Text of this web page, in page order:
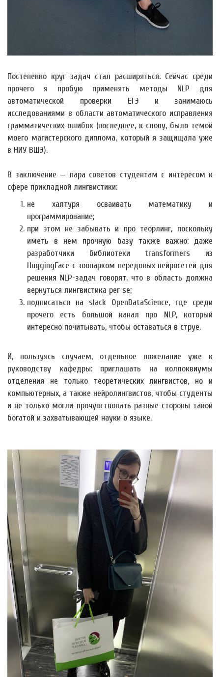
Постепенно круг задач стал расширяться. Сейчас среди
прочего я пробую применять методы NLP для
автоматической проверки ЕГЭ и занимаюсь
исследованиями в области автоматического исправления
грамматических ошибок (последнее, к слову, было темой
моего магистерского диплома, который я защищала уже
в НИУ ВШЭ).
В заключение — пара советов студентам с интересом к
сфере прикладной лингвистики:
не халтуря осваивать математику и
программирование;
при этом не забывать и про теорлинг, поскольку
иметь в нем прочную базу также важно: даже
разработчики библиотеки transformers из
HuggingFace с зоопарком передовых нейросетей для
решения NLP-задач говорят, что в область должна
вернуться лингвистика per se;
подписаться на slack OpenDataScience, где среди
прочего есть большой канал про NLP, который
интересно почитывать, чтобы оставаться в струе.
И, пользуясь случаем, отдельное пожелание уже к
руководству кафедры: приглашать на коллоквиумы
отделения не только теоретических лингвистов, но и
компьютерных, а также нейролингвистов, чтобы студенты
и не только могли прочувствовать разные стороны такой
богатой и захватывающей науки о языке.